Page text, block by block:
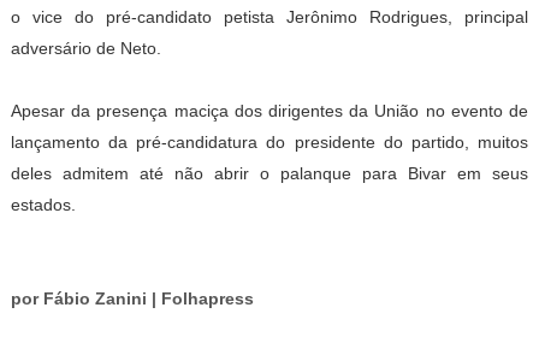
o vice do pré-candidato petista Jerônimo Rodrigues, principal
adversário de Neto.
Apesar da presença maciça dos dirigentes da União no evento de
lançamento da pré-candidatura do presidente do partido, muitos
deles admitem até não abrir o palanque para Bivar em seus
estados.
por Fábio Zanini | Folhapress